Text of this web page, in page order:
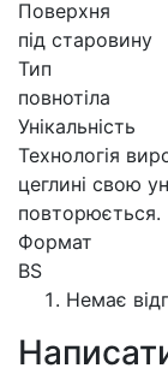
Поверхня
під старовину
Тип
повнотіла
Унікальність
Технологія
цеглині свою
повторюється.
Формат
BS
Немає